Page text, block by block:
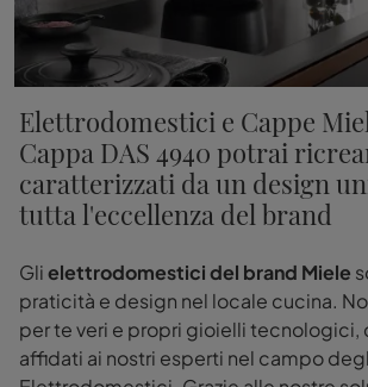
Elettrodomestici e Cappe
Cappa DAS 4940 potrai
caratterizzati da un design
tutta l'eccellenza del brand
Glielettrodomestici del brand Miele
praticità e design nel locale cucina.
per te veri e propri gioielli tecnologici,
affidati ai nostri esperti nel campo